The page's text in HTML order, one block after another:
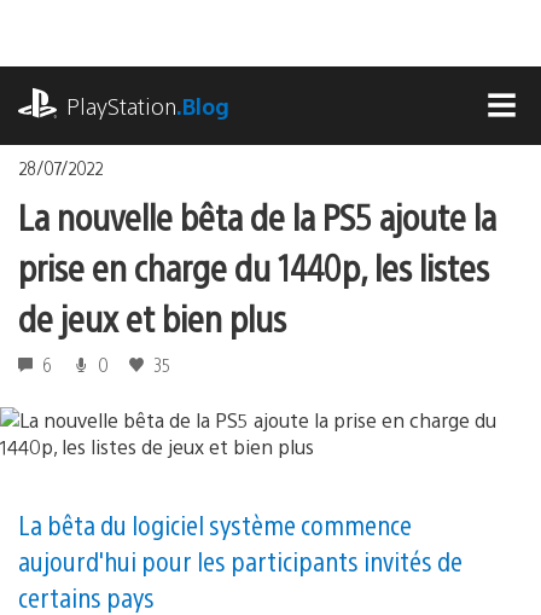
contenu
PlayStation.Blog
28/07/2022
La nouvelle bêta de la PS5 ajoute la
prise en charge du 1440p, les listes
de jeux et bien plus
6 0 35
La bêta du logiciel système commence
aujourd'hui pour les participants invités de
certains pays